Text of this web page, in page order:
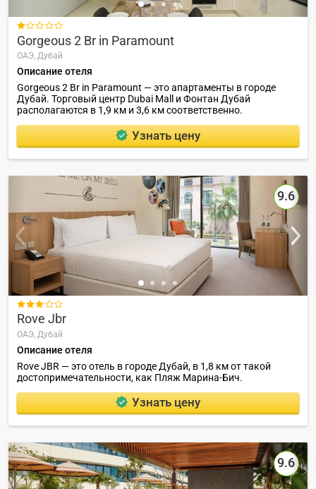

Gorgeous 2 Br in Paramount
ОАЭ, Дубай
Описание отеля
Gorgeous 2 Br in Paramount — это апартаменты в городе
Дубай. Торговый центр Dubai Mall и Фонтан Дубай
располагаются в 1,9 км и 3,6 км соответственно.
Узнать цену
9.6

Rove Jbr
ОАЭ, Дубай
Описание отеля
Rove JBR — это отель в городе Дубай, в 1,8 км от такой
достопримечательности, как Пляж Марина-Бич.
Узнать цену
9.6